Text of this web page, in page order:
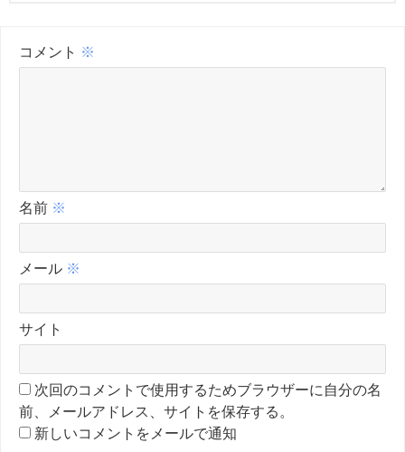
コメント ※
名前 ※
メール ※
サイト
次回のコメントで使用するためブラウザーに自分の名
前、メールアドレス、サイトを保存する。
新しいコメントをメールで通知